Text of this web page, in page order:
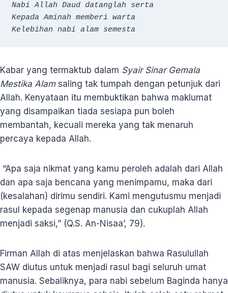
Nabi Allah Daud datanglah serta
Kepada Aminah memberi warta
Kelebihan nabi alam semesta
Kabar yang termaktub dalam Syair Sinar Gemala
Mestika Alamsaling tak tumpah dengan petunjuk dari
Allah. Kenyataan itu membuktikan bahwa maklumat
yang disampaikan tiada sesiapa pun boleh
membantah, kecuali mereka yang tak menaruh
percaya kepada Allah.
“Apa saja nikmat yang kamu peroleh adalah dari Allah
dan apa saja bencana yang menimpamu, maka dari
(kesalahan) dirimu sendiri. Kami mengutusmu menjadi
rasul kepada segenap manusia dan cukuplah Allah
menjadi saksi,” (Q.S. An-Nisaa’, 79).
Firman Allah di atas menjelaskan bahwa Rasulullah
SAW diutus untuk menjadi rasul bagi seluruh umat
manusia. Sebaliknya, para nabi sebelum Baginda hanya